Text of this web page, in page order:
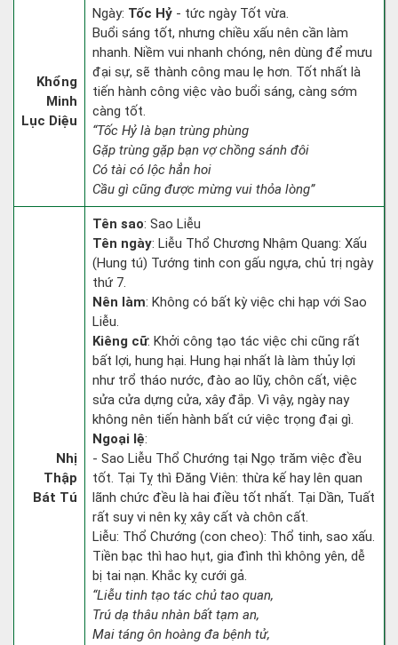
Khổng
Minh
Lục Diệu
Ngày: Tốc Hỷ - tức ngày Tốt vừa.
Buổi sáng tốt, nhưng chiều xấu nên cần làm
nhanh. Niềm vui nhanh chóng, nên dùng để mưu
đại sự, sẽ thành công mau lẹ hơn. Tốt nhất là
tiến hành công việc vào buổi sáng, càng sớm
càng tốt.
“Tốc Hỷ là bạn trùng phùng
Gặp trùng gặp bạn vợ chồng sánh đôi
Có tài có lộc hẳn hoi
Cầu gì cũng được mừng vui thỏa lòng”
Nhị
Thập
Bát Tú
Tên sao: Sao Liễu
Tên ngày: Liễu Thổ Chương Nhậm Quang: Xấu
(Hung tú) Tướng tinh con gấu ngựa, chủ trị ngày
thứ 7.
Nên làm: Không có bất kỳ việc chi hạp với Sao
Liễu.
Kiêng cữ: Khởi công tạo tác việc chi cũng rất
bất lợi, hung hại. Hung hại nhất là làm thủy lợi
như trổ tháo nước, đào ao lũy, chôn cất, việc
sửa cửa dựng cửa, xây đắp. Vì vậy, ngày nay
không nên tiến hành bất cứ việc trọng đại gì.
Ngoại lệ:
- Sao Liễu Thổ Chướng tại Ngọ trăm việc đều
tốt. Tại Tỵ thì Đăng Viên: thừa kế hay lên quan
lãnh chức đều là hai điều tốt nhất. Tại Dần, Tuất
rất suy vi nên kỵ xây cất và chôn cất.
Liễu: Thổ Chướng (con cheo): Thổ tinh, sao xấu.
Tiền bạc thì hao hụt, gia đình thì không yên, dễ
bị tai nạn. Khắc kỵ cưới gả.
“Liễu tinh tạo tác chủ tao quan,
Trú dạ thâu nhàn bất tạm an,
Mai táng ôn hoàng đa bệnh tử,